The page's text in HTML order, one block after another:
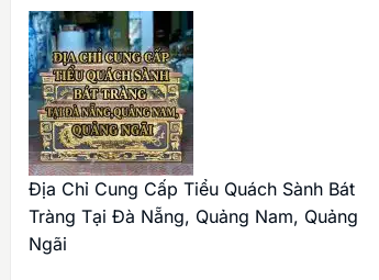
Địa Chỉ Cung Cấp Tiểu Quách Sành Bát
Tràng Tại Đà Nẵng, Quảng Nam, Quảng
Ngãi